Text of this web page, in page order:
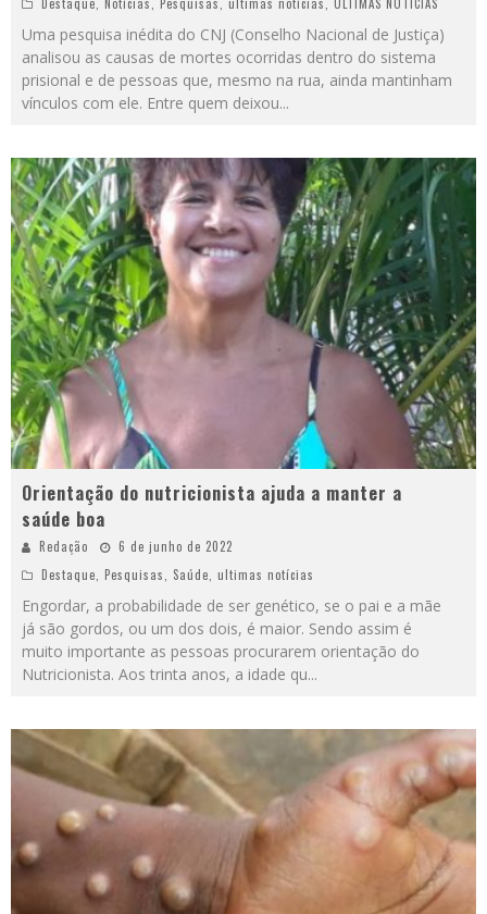
Destaque, Notícias, Pesquisas, ultimas notícias, ÚLTIMAS NOTÍCIAS
Uma pesquisa inédita do CNJ (Conselho Nacional de Justiça)
analisou as causas de mortes ocorridas dentro do sistema
prisional e de pessoas que, mesmo na rua, ainda mantinham
vínculos com ele. Entre quem deixou...
Orientação do nutricionista ajuda a manter a
saúde boa
Redação
6 de junho de 2022
Destaque Pesquisas Saúde ultimas notícias
Engordar, a probabilidade de ser genético, se o pai e a mãe
já são gordos, ou um dos dois, é maior. Sendo assim é
muito importante as pessoas procurarem orientação do
Nutricionista. Aos trinta anos, a idade qu...